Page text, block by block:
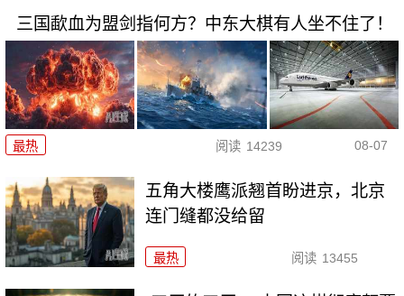
三国歃血为盟剑指何方？中东大棋有人坐不住了！
最热 阅读 14239 08-07
五角大楼鹰派翘首盼进京，北京
连门缝都没给留
最热 阅读 13455